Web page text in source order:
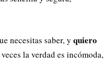
necesitas saber, y quiero
veces la verdad es incómoda,